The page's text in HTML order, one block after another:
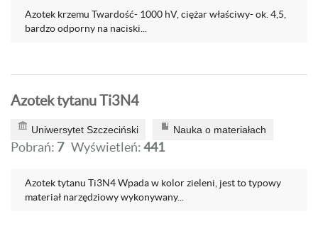
Azotek krzemu Twardość- 1000 hV, ciężar właściwy- ok. 4,5,
bardzo odporny na naciski...
Azotek tytanu Ti3N4
Uniwersytet Szczeciński Nauka o materiałach
Pobrań: 7 Wyświetleń:441
Azotek tytanu Ti3N4 Wpada w kolor zieleni, jest to typowy
materiał narzędziowy wykonywany...